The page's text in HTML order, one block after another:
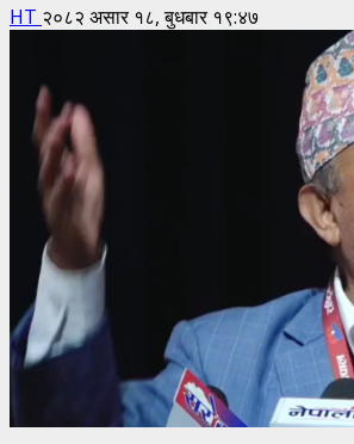
HT २०८२ असार १८, बुधबार १९:४७